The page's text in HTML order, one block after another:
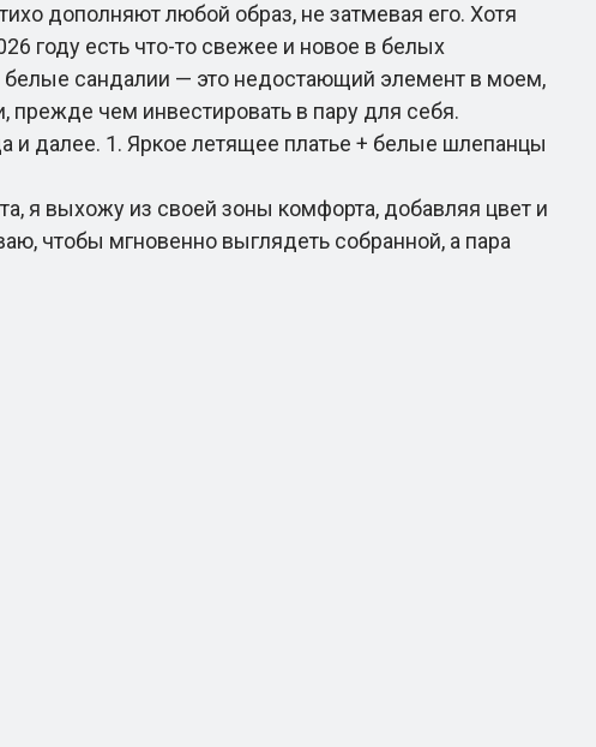
дополняют любой образ, не затмевая его. Хотя
году есть что-то свежее и новое в белых
белые сандалии — это недостающий элемент в моем,
прежде чем инвестировать в пару для себя.
и далее. 1. Яркое летящее платье + белые шлепанцы
я выхожу из своей зоны комфорта, добавляя цвет и
чтобы мгновенно выглядеть собранной, а пара